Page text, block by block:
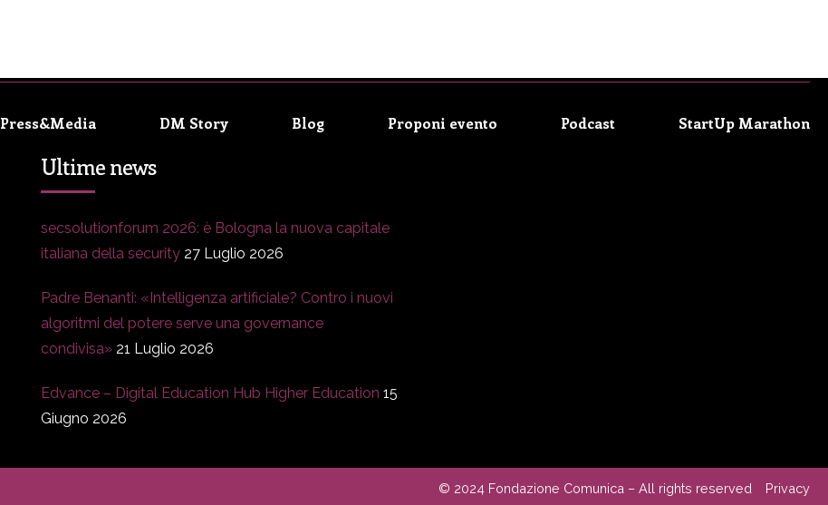
Press&Media DM Story Blog Proponi evento Podcast StartUp Marathon
Ultime news
secsolutionforum 2026: è Bologna la nuova capitale
italiana della security 27 Luglio 2026
Padre Benanti: «Intelligenza artificiale? Contro i nuovi
algoritmi del potere serve una governance
condivisa» 21 Luglio 2026
Edvance – Digital Education Hub Higher Education 15
Giugno 2026
© 2024 Fondazione Comunica – All rights reserved Privacy